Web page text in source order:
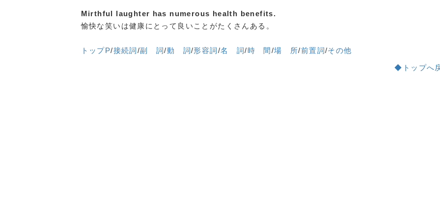
Mirthful laughter has numerous health benefits.
愉快な笑いは健康にとって良いことがたくさんある。
トップP/接続詞/副 詞/動 詞/形容詞/名 詞/時 間/場 所/前置詞/その他
◆トップへ